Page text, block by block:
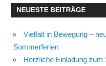
NEUESTE BEITRÄGE
Vielfalt in Bewegung –
Sommerferien
Herzliche Einladung zum